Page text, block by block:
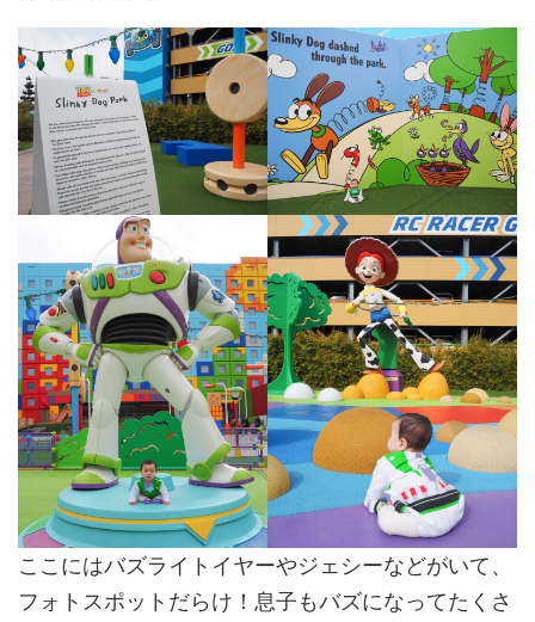
ここにはバズライトイヤーやジェシーなどがいて、
フォトスポットだらけ！息子もバズになってたくさ